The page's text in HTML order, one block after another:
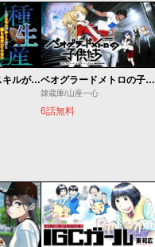
種生産 ～このスキルがチートだとまだ誰も気付いていない～ ベオグラードメトロの子供たち
隷蔵庫/山座一心
6話無料